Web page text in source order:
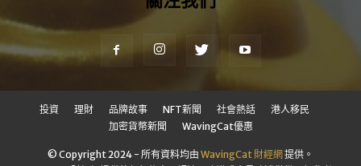
投資 理財 品牌故事 NFT新聞 社會熱話
港人移民
加密貨幣新聞
WavingCat優惠
© Copyright 2024 - 所有資料均由 WavingCat 財經網提供。